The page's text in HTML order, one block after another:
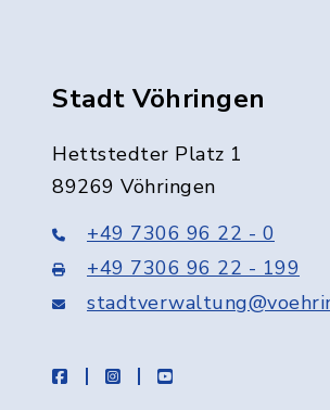
Stadt Vöhringen
Hettstedter Platz 1
89269 Vöhringen
+49 7306 96 22 - 0
+49 7306 96 22 - 199
facebookinstagramyoutube